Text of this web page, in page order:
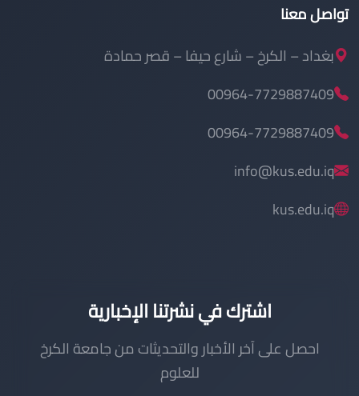
تواصل معنا
بغداد – الكرخ – شارع حيفا – قصر حمادة
00964-7729887409
00964-7729887409
info@kus.edu.iq
kus.edu.iq
اشترك في نشرتنا الإخبارية
احصل على آخر الأخبار والتحديثات من جامعة الكرخ
للعلوم